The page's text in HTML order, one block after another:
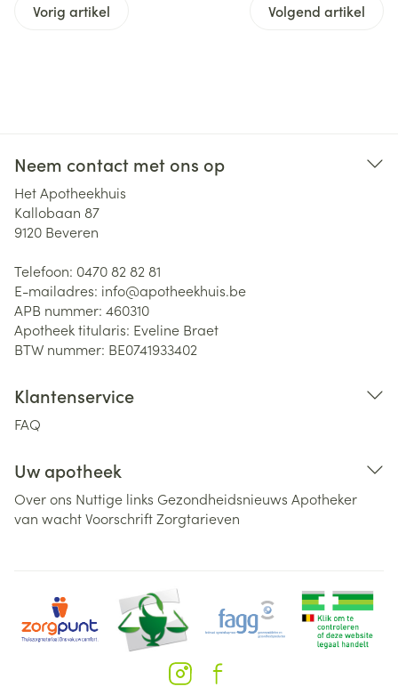
Vorig artikel Volgend artikel
Neem contact met ons op
Het Apotheekhuis
Kallobaan 87
9120 Beveren
Telefoon: 0470 82 82 81
E-mailadres: info@apotheekhuis.be
APB nummer: 460310
Apotheek titularis: Eveline Braet
BTW nummer: BE0741933402
Klantenservice
FAQ
Uw apotheek
Over ons Nuttige links Gezondheidsnieuws Apotheker
van wachtVoorschriftZorgtarieven